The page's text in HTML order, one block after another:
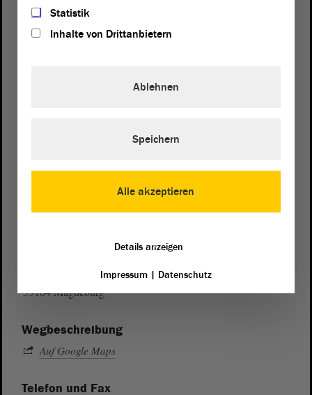
39104 Magdeburg
Wegbeschreibung
Auf Google Maps
Telefon und Fax
Statistik
Inhalte von Drittanbietern
Alle akzeptieren
Ablehnen
Speichern
Details anzeigen
Impressum| Datenschutz